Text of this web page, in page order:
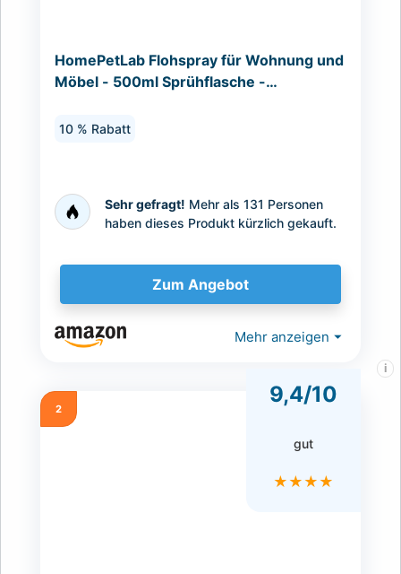
HomePetLab Flohspray für Wohnung und
Möbel - 500ml Sprühflasche -
10 % Rabatt
Sehr gefragt! Mehr als 131 Personen
haben dieses Produkt kürzlich gekauft.
Zum Angebot
Mehr anzeigen ⏷
2
9,4/10
i
gut
★★★★